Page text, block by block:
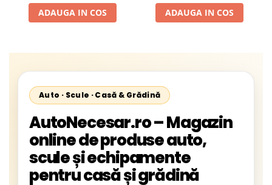
ADAUGA IN COS
Neoplan Euroliner,
Starliner,Centroliner,
ADAUGA IN COS
Auto · Scule · Casă & Grădină
AutoNecesar.ro – Magazin
online de produse auto,
scule și echipamente
pentru casă și grădină